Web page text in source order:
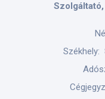
Székhely: